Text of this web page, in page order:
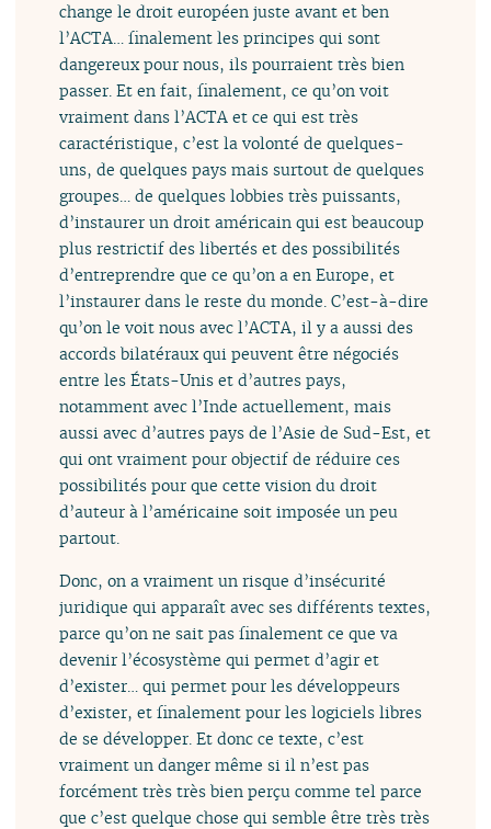
change le droit européen juste avant et ben
l’ACTA… finalement les principes qui sont
dangereux pour nous, ils pourraient très bien
passer. Et en fait, finalement, ce qu’on voit
vraiment dans l’ACTA et ce qui est très
caractéristique, c’est la volonté de quelques-
uns, de quelques pays mais surtout de quelques
groupes… de quelques lobbies très puissants,
d’instaurer un droit américain qui est beaucoup
plus restrictif des libertés et des possibilités
d’entreprendre que ce qu’on a en Europe, et
l’instaurer dans le reste du monde. C’est-à-dire
qu’on le voit nous avec l’ACTA, il y a aussi des
accords bilatéraux qui peuvent être négociés
entre les États-Unis et d’autres pays,
notamment avec l’Inde actuellement, mais
aussi avec d’autres pays de l’Asie de Sud-Est, et
qui ont vraiment pour objectif de réduire ces
possibilités pour que cette vision du droit
d’auteur à l’américaine soit imposée un peu
partout.
Donc, on a vraiment un risque d’insécurité
juridique qui apparaît avec ses différents textes,
parce qu’on ne sait pas finalement ce que va
devenir l’écosystème qui permet d’agir et
d’exister… qui permet pour les développeurs
d’exister, et finalement pour les logiciels libres
de se développer. Et donc ce texte, c’est
vraiment un danger même si il n’est pas
forcément très très bien perçu comme tel parce
que c’est quelque chose qui semble être très très